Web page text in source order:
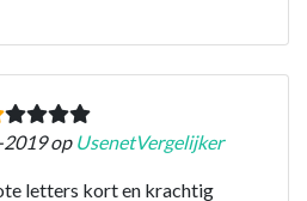
2019 op UsenetVergelijker
letters kort en krachtig